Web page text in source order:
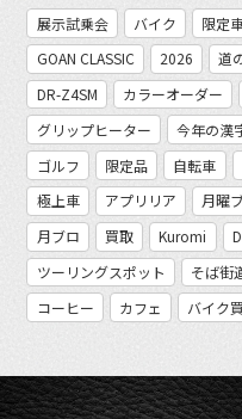
展示試乗会 バイク 限定
GOAN CLASSIC
2026 道
DR-Z4SM
カラーオーダー
グリップヒーター
今年の漢
ゴルフ
限定品 自転車
極上車
アプリリア 月曜
月ブロ
買取 Kuromi
ツーリングスポット
そば街
コーヒー
カフェ バイク